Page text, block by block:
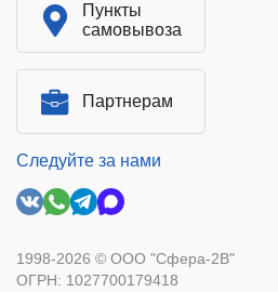
Пункты
самовывоза
Партнерам
Следуйте за нами
1998-2026 © ООО "Сфера-2В"
ОГРН: 1027700179418